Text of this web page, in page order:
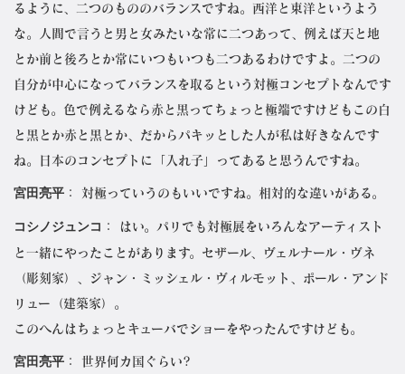
るように、二つのもののバランスですね。西洋と東洋というよう
な。人間で言うと男と女みたいな常に二つあって、例えば天と地
とか前と後ろとか常にいつもいつも二つあるわけですよ。二つの
自分が中心になってバランスを取るという対極コンセプトなんです
けども。色で例えるなら赤と黒ってちょっと極端ですけどもこの白
と黒とか赤と黒とか、だからパキッとした人が私は好きなんです
ね。日本のコンセプトに「入れ子」ってあると思うんですね。
宮田亮平 ： 対極っていうのもいいですね。相対的な違いがある。
コシノジュンコ ： はい。パリでも対極展をいろんなアーティスト
と一緒にやったことがあります。セザール、ヴェルナール・ヴネ
（彫刻家）、ジャン・ミッシェル・ヴィルモット、ポール・アンド
リュー（建築家）。
このへんはちょっとキューバでショーをやったんですけども。
宮田亮平 ： 世界何カ国ぐらい?